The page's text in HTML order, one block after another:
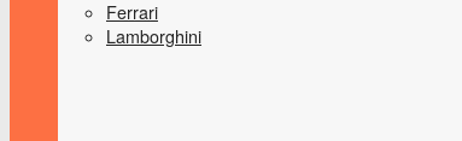
Ferrari
Lamborghini